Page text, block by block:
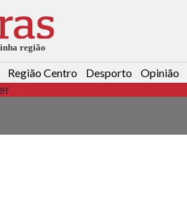
Região Centro Desporto Opinião